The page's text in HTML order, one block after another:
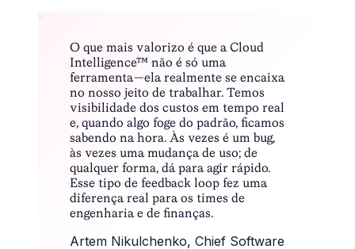
“
O que mais valorizo é que a Cloud
Intelligence™ não é só uma
ferramenta — ela realmente se encaixa
no nosso jeito de trabalhar. Temos
visibilidade dos custos em tempo real
e, quando algo foge do padrão, ficamos
sabendo na hora. Às vezes é um bug,
às vezes uma mudança de uso; de
qualquer forma, dá para agir rápido.
Esse tipo de feedback loop fez uma
diferença real para os times de
engenharia e de finanças.
Artem Nikulchenko, Chief Software